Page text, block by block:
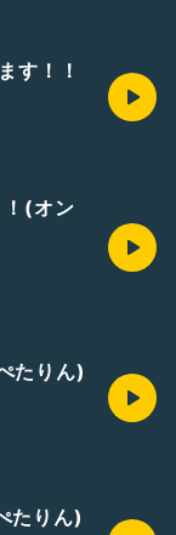
す！！
(オン
たりん)
たりん)